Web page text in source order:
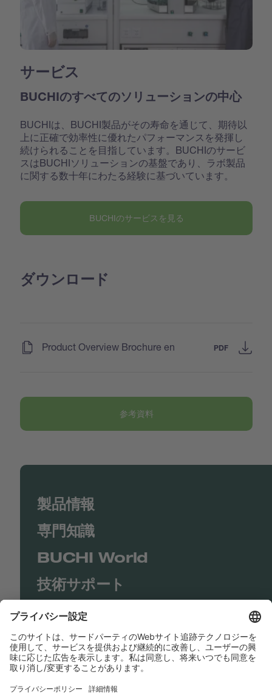
サービス
BUCHIのすべてのソリューションの中心
BUCHIは、BUCHI製品がその寿命を通じて、期待以
上に正確で効率性に優れたパフォーマンスを発揮し
続けられることを目指しています。BUCHIのサービ
スはBUCHIソリューションの基盤であり、ラボ製品
に関する数十年にわたる経験に基づいています。
BUCHIのサービスを見る
ダウンロード
Product Overview Brochure en PDF
参考資料
製品情報
専門知識
BUCHI World
技術サポート
Shop
Contact us